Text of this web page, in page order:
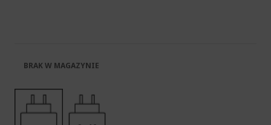
BRAK W MAGAZYNIE